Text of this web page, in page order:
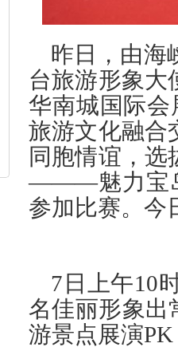
昨日，由海
台旅游形象大
华南城国际
旅游文化融合
同胞情谊，选
———魅力宝
参加比赛。今
7 日上午10
名佳丽形象出
游景点展演PK